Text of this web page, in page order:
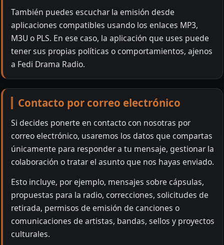
También puedes escuchar la emisión desde
aplicaciones compatibles usando los enlaces MP3,
M3U o PLS. En ese caso, la aplicación que uses puede
tener sus propias políticas o comportamientos, ajenos
a Fedi Drama Radio.
Contacto por correo electrónico
Si decides ponerte en contacto con nosotras por
correo electrónico, usaremos los datos que compartas
únicamente para responder a tu mensaje, gestionar la
colaboración o tratar el asunto que nos hayas enviado.
Esto incluye, por ejemplo, mensajes sobre cápsulas,
propuestas para la radio, correcciones, solicitudes de
retirada, permisos de emisión de canciones o
comunicaciones de artistas, bandas, sellos y proyectos
culturales.